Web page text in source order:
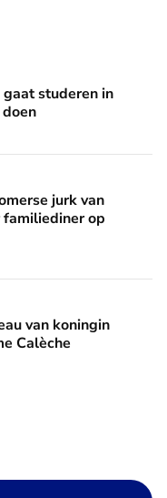
in Portugal: dít gaat hij
gaat studeren in
koningin Letizia voor
jurk van
familiediner op
Wilhelmina: de
van koningin
Calèche